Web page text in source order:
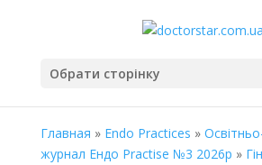
Обрати сторінку
Главная » Endo Practices »
журнал Ендо Practise №3 2026р »